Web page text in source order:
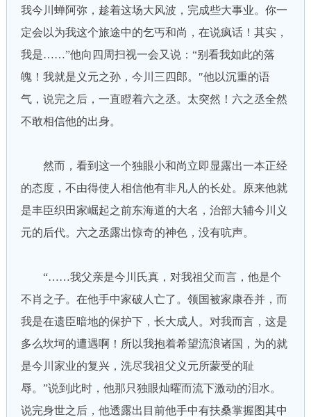
我今川蝉阿弥，趁着这场大风波，完成些大事业。你一
定会以为我这个旅途中的乞丐和尚，在说疯话！其实，
我是……”他向四周扫视一会又说：“别看我如此的落
魄！我就是义元之孙，今川三四郎。″他以沉重的语
气，说完之后，一直瞪着六之丞。太突然！六之丞全然
不敢相信他的出身。
然而，看到这一个独眼小和尚立即显露出一本正经
的态度，不由得使人相信他有非凡人的长处。原来他就
是丰臣织田家崛起之前东海道的大名，治部大辅今川义
元的后代。六之丞露出惊奇的神色，没有吭声。
“……我父亲是今川氏真，对我祖父而言，他是个
不肖之子。在他手中家破人亡了。领国被家康吞并，而
我是在遗臣暗地的保护下，长大成人。对我而言，这是
多么坎坷的遭遇啊！所以我抱着希望流浪诸国，为的就
是今川家业的复兴，洗尽我祖父义元所蒙受的耻
辱。”说到此时，他那只独眼灿曜而流下激动的泪水。
说完身世之后，他透露出目前他手中有扶桑掌握图其中